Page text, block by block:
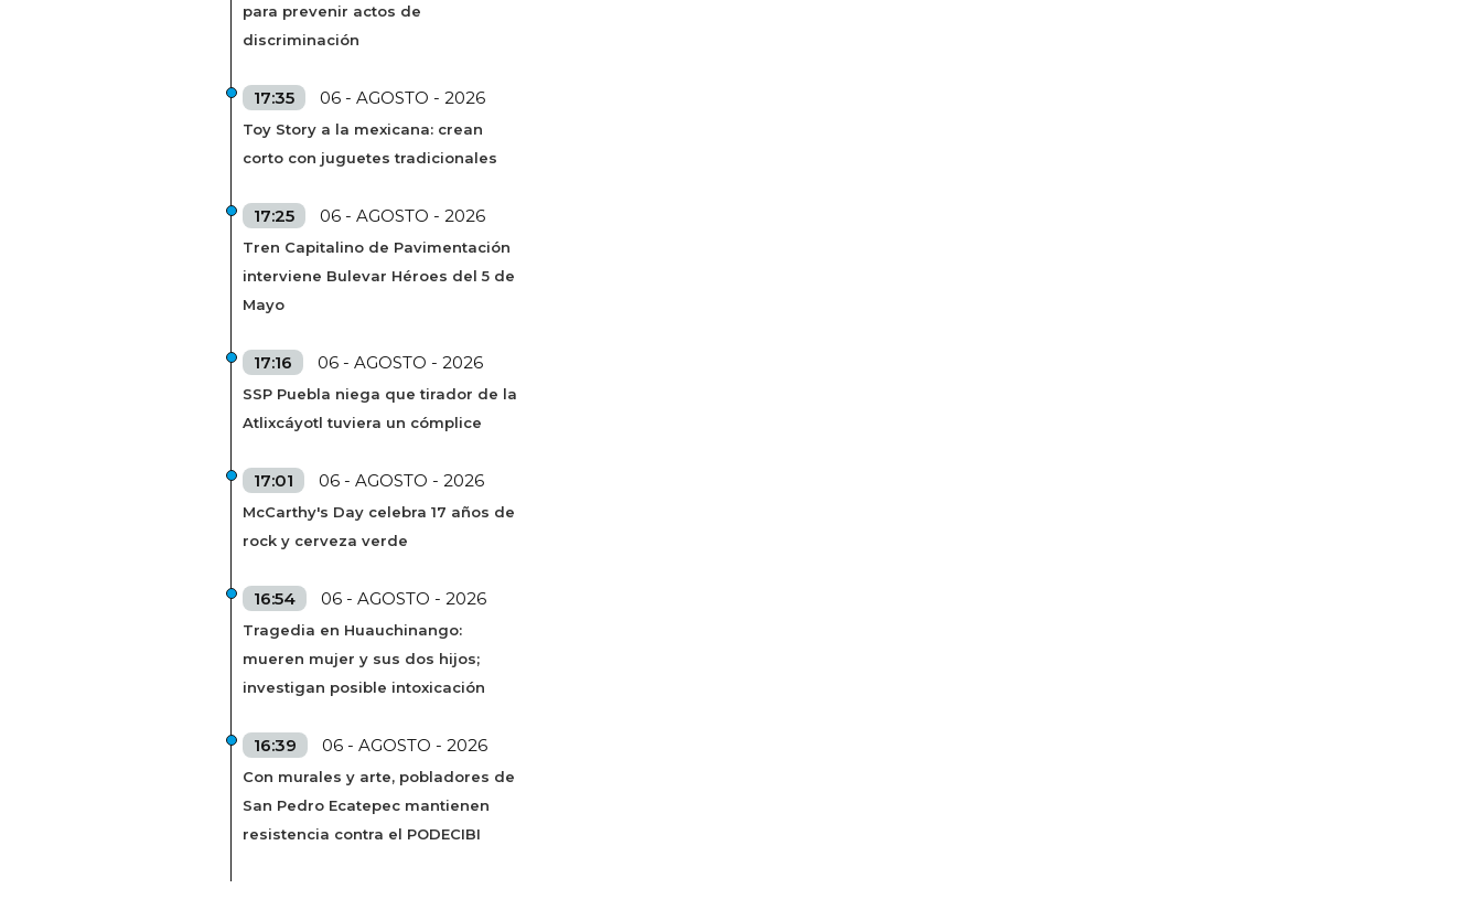
para prevenir actos de
discriminación
17:35 06 - AGOSTO - 2026
Toy Story a la mexicana: crean
corto con juguetes tradicionales
17:25 06 - AGOSTO - 2026
Tren Capitalino de Pavimentación
interviene Bulevar Héroes del 5 de
Mayo
17:16 06 - AGOSTO - 2026
SSP Puebla niega que tirador de la
Atlixcáyotl tuviera un cómplice
17:01 06 - AGOSTO - 2026
McCarthy's Day celebra 17 años de
rock y cerveza verde
16:54 06 - AGOSTO - 2026
Tragedia en Huauchinango:
mueren mujer y sus dos hijos;
investigan posible intoxicación
16:39 06 - AGOSTO - 2026
Con murales y arte, pobladores de
San Pedro Ecatepec mantienen
resistencia contra el PODECIBI